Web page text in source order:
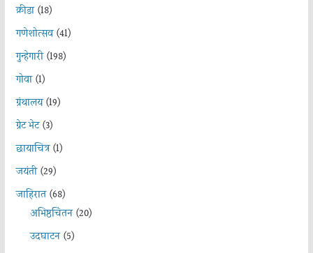
क्रीडा(18)
गणेशोत्सव(41)
गुन्हेगारी(198)
गोवा(1)
ग्रंथालय(19)
ग्रेट भेट(3)
छायाचित्र(1)
जयंती(29)
जाहिरात(68)
अभिष्ठचिंतन(20)
उदघाटन(5)